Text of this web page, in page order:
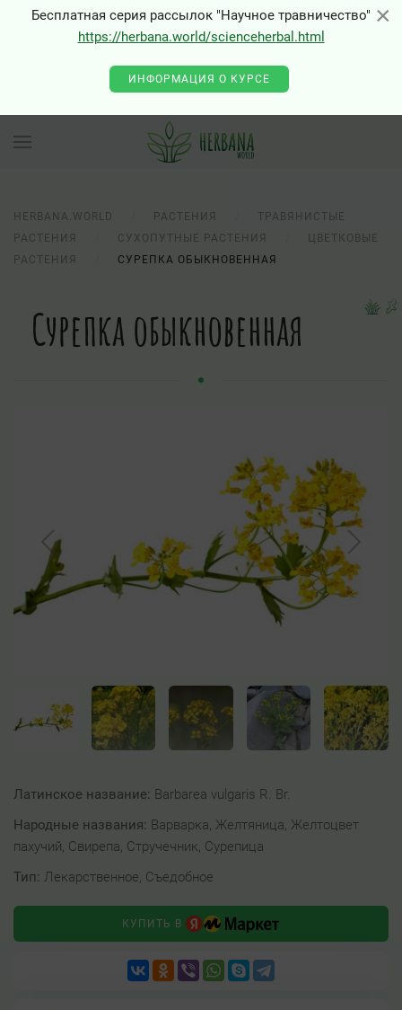
×
Бесплатная серия рассылок "Научное травничество"
https://herbana.world/scienceherbal.html
ИНФОРМАЦИЯ О КУРСЕ
HERBANA.WORLD РАСТЕНИЯ
ТРАВЯНИСТЫЕ
РАСТЕНИЯ
СУХОПУТНЫЕ РАСТЕНИЯ
ЦВЕТКОВЫЕ
РАСТЕНИЯ
СУРЕПКА ОБЫКНОВЕННАЯ
Сурепка обыкновенная
Латинское название: Barbarea vulgaris R. Br.
Народные названия: Варварка, Желтяница, Желтоцвет
пахучий, Свирепа, Стручечник, Сурепица
Тип: Лекарственное, Съедобное
КУПИТЬ В
×